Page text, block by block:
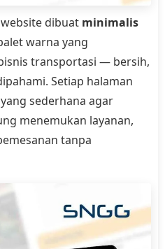
dibuat minimalis
warna yang
transportasi — bersih,
Setiap halaman
sederhana agar
menemukan layanan,
tanpa